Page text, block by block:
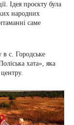
Ідея проєкту була
народних
саме
в с. Городське
хата», яка